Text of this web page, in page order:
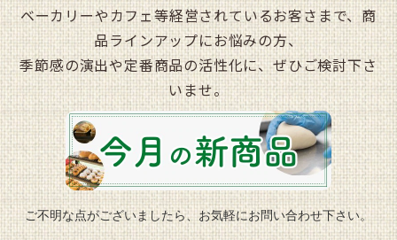
ベーカリーやカフェ等経営されているお客さまで、商
品ラインアップにお悩みの方、
季節感の演出や定番商品の活性化に、ぜひご検討下さ
いませ。
ご不明な点がございましたら、お気軽にお問い合わせ下さい。